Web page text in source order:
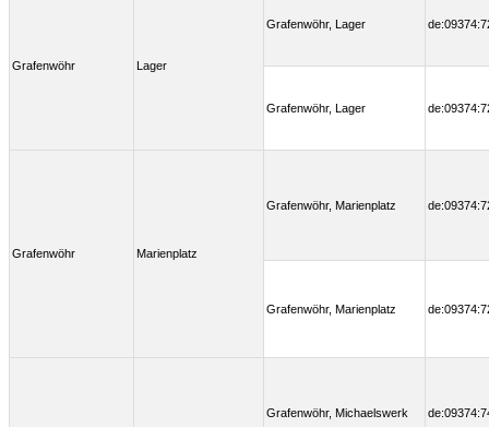
Grafenwöhr Lager
Grafenwöhr, Lager
Grafenwöhr, Lager
Grafenwöhr Marienplatz
Grafenwöhr, Marienplatz
Grafenwöhr, Marienplatz
Grafenwöhr, Michaelswerk